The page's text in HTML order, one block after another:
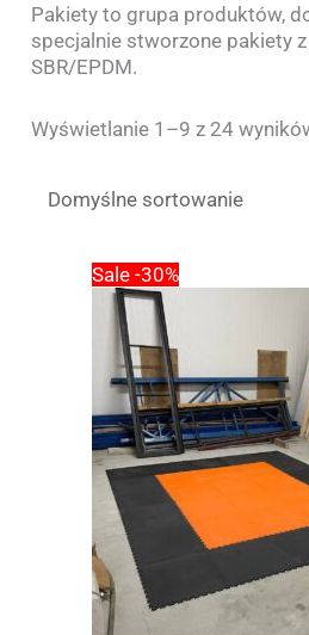
Pakiety to grupa produktów,
specjalnie stworzone pakiety z
SBR/EPDM.
Wyświetlanie 1–9 z 24
Sale -30%
cena